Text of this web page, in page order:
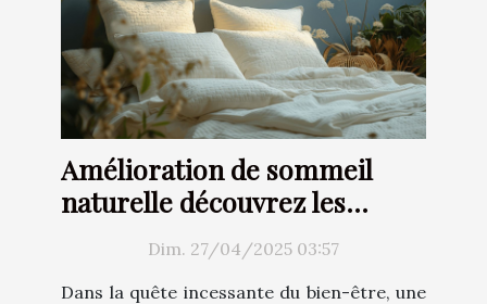
Amélioration de sommeil
naturelle découvrez les
techniques inédites
d'optimisation du repos
Dim. 27/04/2025 03:57
Dans la quête incessante du bien-être, une